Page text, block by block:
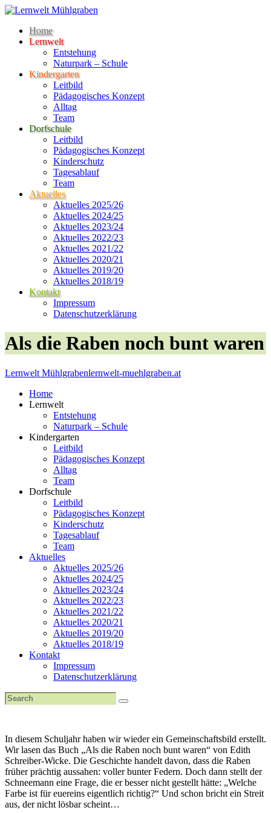
Home
Lernwelt
Entstehung
Naturpark – Schule
Kindergarten
Leitbild
Pädagogisches Konzept
Alltag
Team
Dorfschule
Leitbild
Pädagogisches Konzept
Kinderschutz
Tagesablauf
Team
Aktuelles
Aktuelles 2025/26
Aktuelles 2024/25
Aktuelles 2023/24
Aktuelles 2022/23
Aktuelles 2021/22
Aktuelles 2020/21
Aktuelles 2019/20
Aktuelles 2018/19
Kontakt
Impressum
Datenschutzerklärung
Als die Raben noch bunt waren
Lernwelt Mühlgrabenlernwelt-muehlgraben.at
Home
Lernwelt
Entstehung
Naturpark – Schule
Kindergarten
Leitbild
Pädagogisches Konzept
Alltag
Team
Dorfschule
Leitbild
Pädagogisches Konzept
Kinderschutz
Tagesablauf
Team
Aktuelles
Aktuelles 2025/26
Aktuelles 2024/25
Aktuelles 2023/24
Aktuelles 2022/23
Aktuelles 2021/22
Aktuelles 2020/21
Aktuelles 2019/20
Aktuelles 2018/19
Kontakt
Impressum
Datenschutzerklärung
In diesem Schuljahr haben wir wieder ein Gemeinschaftsbild erstellt.
Wir lasen das Buch „Als die Raben noch bunt waren“ von Edith
Schreiber-Wicke. Die Geschichte handelt davon, dass die Raben
früher prächtig aussahen: voller bunter Federn. Doch dann stellt der
Schneemann eine Frage, die er besser nicht gestellt hätte: „Welche
Farbe ist für euereins eigentlich richtig?“ Und schon bricht ein Streit
aus, der nicht lösbar scheint…